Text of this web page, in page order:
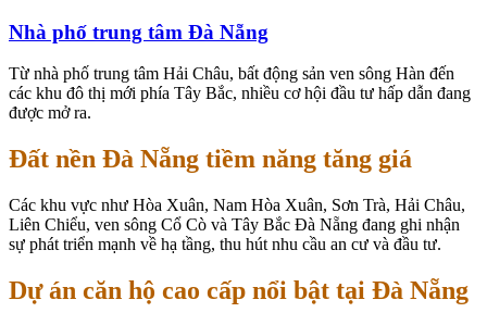
Nhà phố trung tâm Đà Nẵng
Từ nhà phố trung tâm Hải Châu, bất động sản ven sông Hàn đến
các khu đô thị mới phía Tây Bắc, nhiều cơ hội đầu tư hấp dẫn đang
được mở ra.
Đất nền Đà Nẵng tiềm năng tăng giá
Các khu vực như Hòa Xuân, Nam Hòa Xuân, Sơn Trà, Hải Châu,
Liên Chiểu, ven sông Cổ Cò và Tây Bắc Đà Nẵng đang ghi nhận
sự phát triển mạnh về hạ tầng, thu hút nhu cầu an cư và đầu tư.
Dự án căn hộ cao cấp nổi bật tại Đà Nẵng